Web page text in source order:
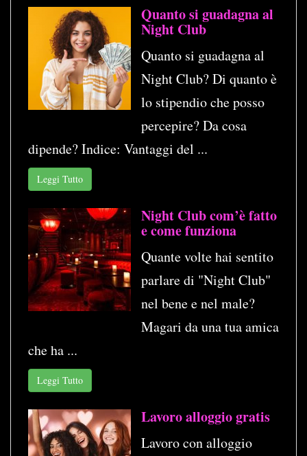
Quanto si guadagna al
Night Club
Quanto si guadagna al
Night Club? Di quanto è
lo stipendio che posso
percepire? Da cosa
dipende? Indice: Vantaggi del ...
Leggi Tutto
Night Club com’è fatto
e come funziona
Quante volte hai sentito
parlare di "Night Club"
nel bene e nel male?
Magari da una tua amica
che ha ...
Leggi Tutto
Lavoro alloggio gratis
Lavoro con alloggio